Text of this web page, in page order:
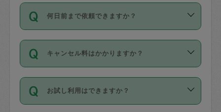
時間も被らない場合、損害保険の対象外
社員など様々なバックグラウンドの方が
登録しています。
日本語も話せる方など様々です。
ールに記載していますので、各自の得意
確認しています。タスカジさんトレーニ
ング動画を使ったセルフトレーニングの
現場トライアルを受け、合格したタスカ
ジさんが活動されています。
※テストセンターの講評は１件目のレビュ
依頼者とタスカジさんとの間でタスカジ
を通して成立した作業時間内での作業に
適用されます。作業範囲は、掃除、洗
です。作業中に物を壊したり、人にけが
をさせたりした場合が対象で、補償金額
す。
何日前まで依頼できますか？
ご依頼は、現在を起点に3日後（72時間
以降）の日時から受付可能となっていま
す。
タスカジさんへ「募集」をかけることが
可能です。
キャンセル料はかかりますか？
キャンセル料には、以下の2種類がありま
す。
お試し利用はできますか？